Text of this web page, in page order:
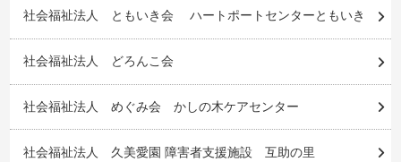
社会福祉法人 ともいき会 ハートポートセンターともいき
社会福祉法人 どろんこ会
社会福祉法人 めぐみ会 かしの木ケアセンター
社会福祉法人 久美愛園 障害者支援施設 互助の里